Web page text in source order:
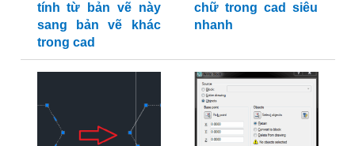
tính từ bản vẽ này
sang bản vẽ khác
trong cad
chữ trong cad siêu
nhanh